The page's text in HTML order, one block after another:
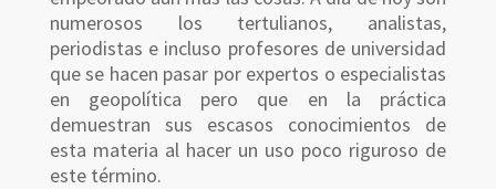
numerosos los tertulianos, analistas,
periodistas e incluso profesores de universidad
que se hacen pasar por expertos o especialistas
en geopolítica pero que en la práctica
demuestran sus escasos conocimientos de
esta materia al hacer un uso poco riguroso de
este término.